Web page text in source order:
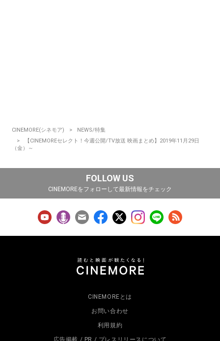
CINEMORE(シネモア)
NEWS/特集
【CINEMOREセレクト！今週公開/TV放送 映画まとめ】2019年11月29日
（金）～
FOLLOW US
CINEMOREをフォローして最新情報をチェック
CINEMOREとは
お問い合わせ
利用規約